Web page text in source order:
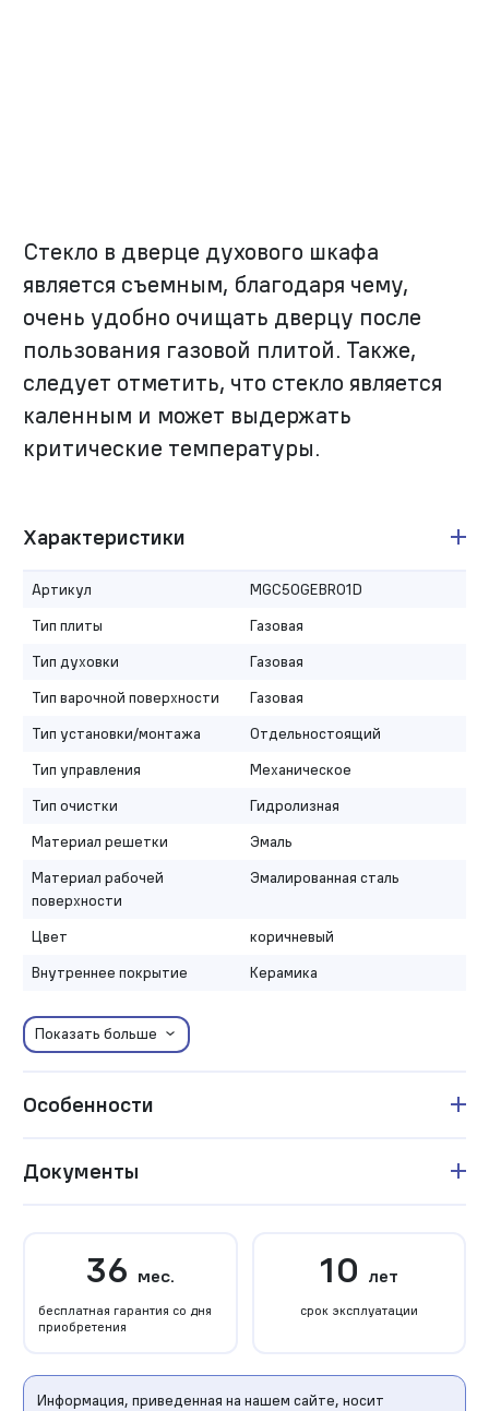
Стекло в дверце духового шкафа
является съемным, благодаря чему,
очень удобно очищать дверцу после
пользования газовой плитой. Также,
следует отметить, что стекло является
каленным и может выдержать
критические температуры.
Характеристики
Артикул
MGC50GEBR01D
Тип плиты
Газовая
Тип духовки
Газовая
Тип варочной поверхности
Газовая
Тип установки/монтажа
Отдельностоящий
Тип управления
Механическое
Тип очистки
Гидролизная
Материал решетки
Эмаль
Материал рабочей
поверхности
Эмалированная сталь
Цвет
коричневый
Внутреннее покрытие
Керамика
Показать больше
Особенности
Документы
36 мес.
бесплатная гарантия со дня
приобретения
10 лет
срок эксплуатации
Информация, приведенная на нашем сайте, носит